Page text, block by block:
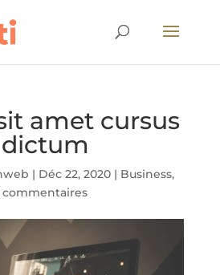
amet cursus
| Déc 22, 2020| Business,
commentaires